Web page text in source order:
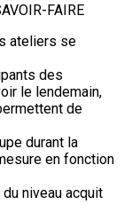
FAIRE
ateliers se
des
le lendemain,
de
durant la
en fonction
niveau acquit